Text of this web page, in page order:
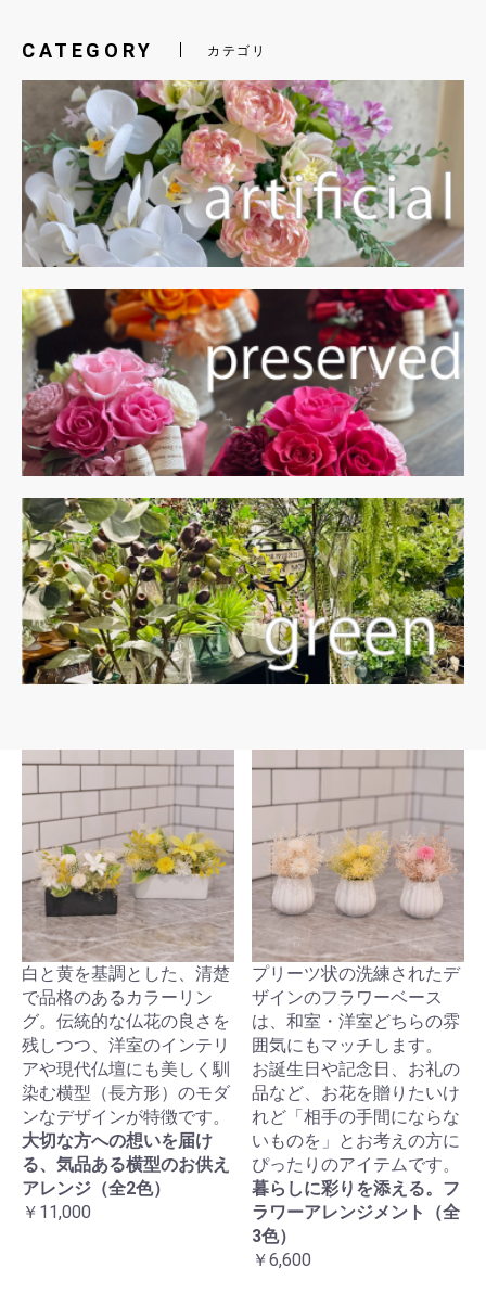
CATEGORY カテゴリ
白と黄を基調とした、清楚
で品格のあるカラーリン
グ。伝統的な仏花の良さを
残しつつ、洋室のインテリ
アや現代仏壇にも美しく馴
染む横型（長方形）のモダ
ンなデザインが特徴です。
大切な方への想いを届け
る、気品ある横型のお供え
アレンジ（全2色）
￥11,000
プリーツ状の洗練されたデ
ザインのフラワーベース
は、和室・洋室どちらの雰
囲気にもマッチします。
お誕生日や記念日、お礼の
品など、お花を贈りたいけ
れど「相手の手間にならな
いものを」とお考えの方に
ぴったりのアイテムです。
暮らしに彩りを添える。フ
ラワーアレンジメント（全
3色）
￥6,600